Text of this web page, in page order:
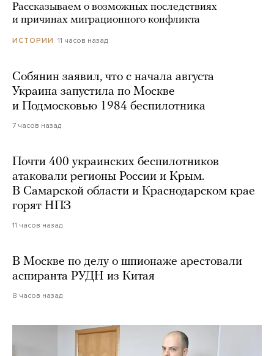
Рассказываем о возможных последствиях
и причинах миграционного конфликта
ИСТОРИИ 11 часов назад
Собянин заявил, что с начала августа
Украина запустила по Москве
и Подмосковью 1984 беспилотника
7 часов назад
Почти 400 украинских беспилотников
атаковали регионы России и Крым.
В Самарской области и Краснодарском крае
горят НПЗ
11 часов назад
В Москве по делу о шпионаже арестовали
аспиранта РУДН из Китая
8 часов назад